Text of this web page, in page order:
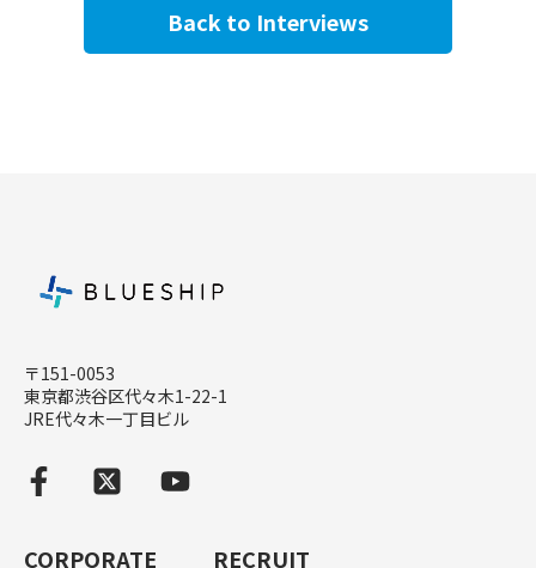
Back to Interviews
〒151-0053
東京都渋谷区代々木1-22-1
JRE代々木一丁目ビル
CORPORATE RECRUIT